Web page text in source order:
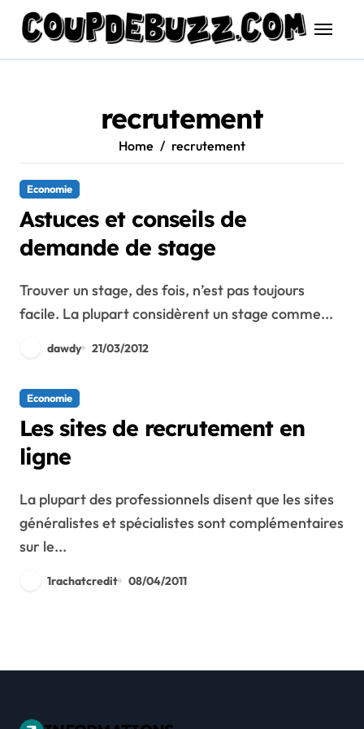
content
recrutement
Home recrutement
Economie
Astuces et conseils de
demande de stage
Trouver un stage, des fois, n’est pas toujours
facile. La plupart considèrent un stage comme...
dawdy 21/03/2012
Economie
Les sites de recrutement en
ligne
La plupart des professionnels disent que les sites
généralistes et spécialistes sont complémentaires
sur le...
1rachatcredit 08/04/2011